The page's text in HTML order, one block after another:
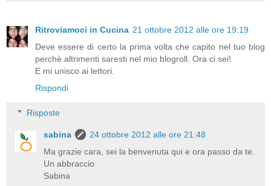
Ritroviamoci in Cucina 21 ottobre 2012 alle ore 19:19
Deve essere di certo la prima volta che capito nel tuo blog
perchè altrimenti saresti nel mio blogroll. Ora ci sei!
E mi unisco ai lettori.
Rispondi
Risposte
sabina
24 ottobre 2012 alle ore 21:48
Ma grazie cara, sei la benvenuta qui e ora passo da te.
Un abbraccio
Sabina